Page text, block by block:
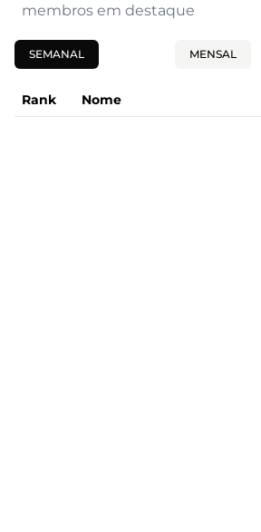
membros em destaque
SEMANAL MENSAL
Rank Nome